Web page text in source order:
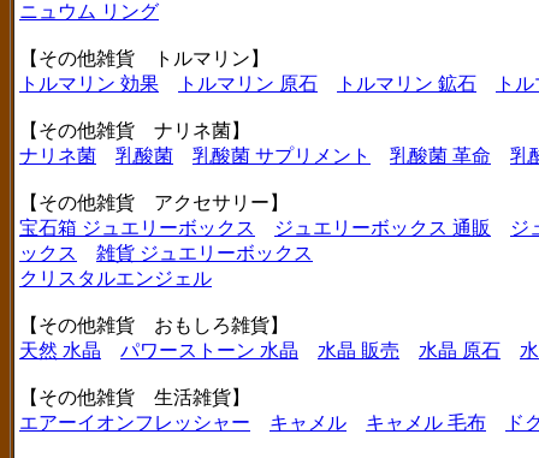
ニュウム リング
【その他雑貨 トルマリン】
トルマリン 効果
トルマリン 原石 トルマリン 鉱石 ト
【その他雑貨 ナリネ菌】
ナリネ菌
乳酸菌 乳酸菌 サプリメント 乳酸菌 革命 乳
【その他雑貨 アクセサリー】
宝石箱 ジュエリーボックス
ジュエリーボックス 通販
ジ
ックス
雑貨 ジュエリーボックス
クリスタルエンジェル
【その他雑貨 おもしろ雑貨】
天然 水晶
パワーストーン 水晶 水晶 販売 水晶 原石
【その他雑貨 生活雑貨】
エアーイオンフレッシャー
キャメル キャメル 毛布 ド